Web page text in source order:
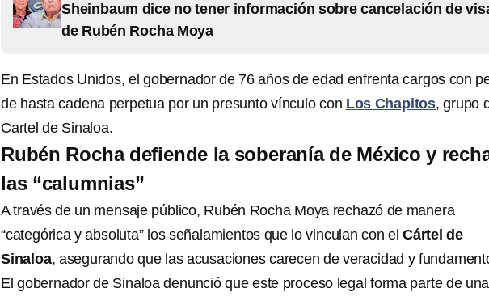
Sheinbaum dice no tener información sobre cancelación de
de Rubén Rocha Moya
En Estados Unidos, el gobernador de 76 años de edad enfrenta cargos con
de hasta cadena perpetua por un presunto vínculo con Los Chapitos, grupo
Cartel de Sinaloa.
Rubén Rocha defiende la soberanía de México y
las “calumnias”
A través de un mensaje público, Rubén Rocha Moya rechazó de manera
“categórica y absoluta” los señalamientos que lo vinculan con el Cártel de
Sinaloa, asegurando que las acusaciones carecen de veracidad y
El gobernador de Sinaloa denunció que este proceso legal forma parte de una